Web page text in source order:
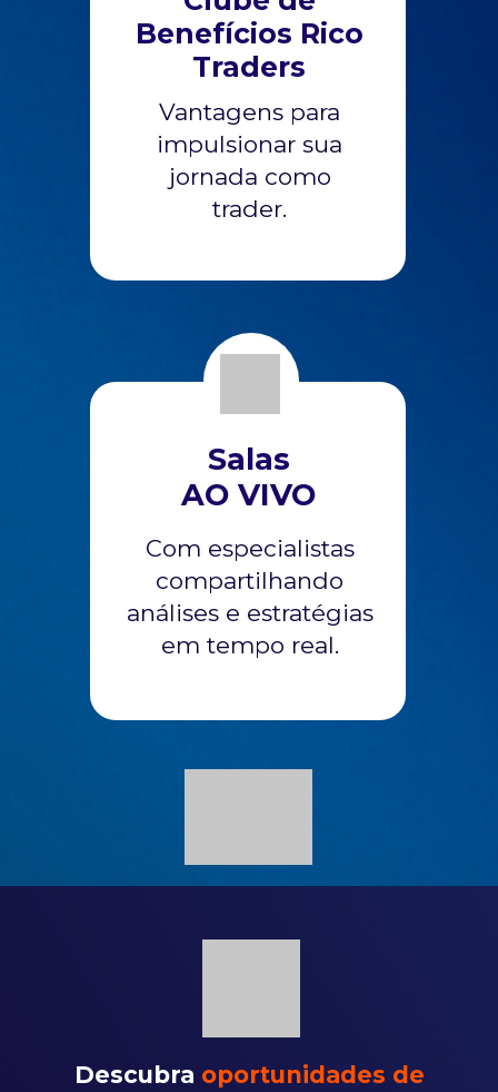
Benefícios Rico
Traders
Salas
AO VIVO
Com especialistas
compartilhando
análises e estratégias
em tempo real.
Vantagens para
impulsionar sua
jornada como
trader.
Descubra oportunidades de